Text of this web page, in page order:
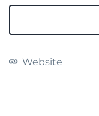
Website